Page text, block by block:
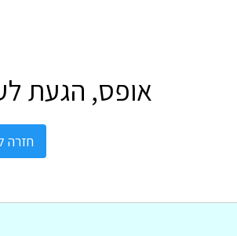
אופס, הגעת
חזרה